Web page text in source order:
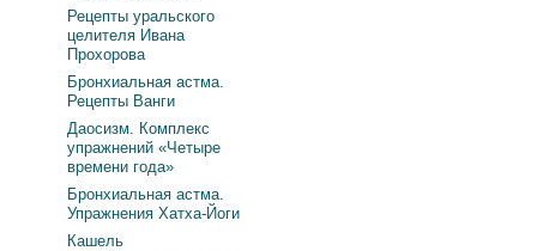
Рецепты уральского
целителя Ивана
Прохорова
Бронхиальная астма.
Рецепты Ванги
Даосизм. Комплекс
упражнений «Четыре
времени года»
Бронхиальная астма.
Упражнения Хатха-Йоги
Кашель